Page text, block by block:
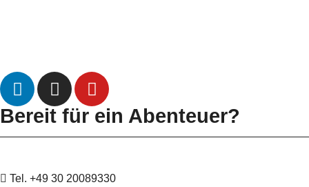
Bereit für ein Abenteuer?
Tel. +49 30 20089330